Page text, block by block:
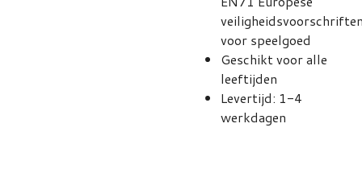
voor speelgoed
Geschikt voor alle
leeftijden
Levertijd: 1-4
werkdagen